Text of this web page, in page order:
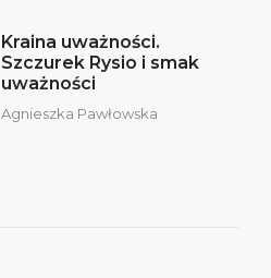
Kraina uważności.
Szczurek Rysio i smak
uważności
Agnieszka Pawłowska